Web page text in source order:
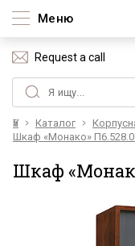
Меню
Request a call
Үй Каталог
Шкаф «Монако»
Шкаф